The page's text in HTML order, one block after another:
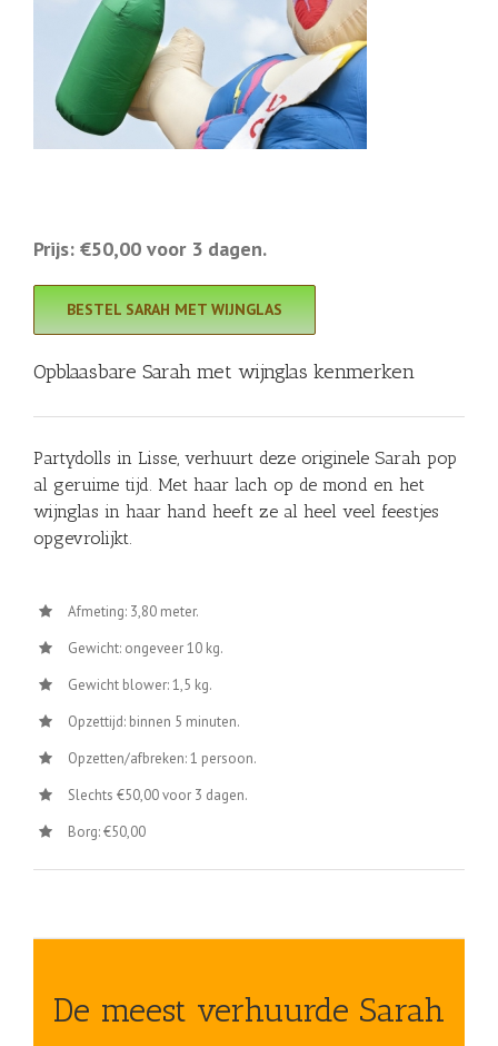
Prijs: €50,00 voor 3 dagen.
BESTEL SARAH MET WIJNGLAS
Opblaasbare Sarah met wijnglas kenmerken
Partydolls in Lisse, verhuurt deze originele Sarah pop
al geruime tijd. Met haar lach op de mond en het
wijnglas in haar hand heeft ze al heel veel feestjes
opgevrolijkt.
Afmeting: 3,80 meter.
Gewicht: ongeveer 10 kg.
Gewicht blower: 1,5 kg.
Opzettijd: binnen 5 minuten.
Opzetten/afbreken: 1 persoon.
Slechts €50,00 voor 3 dagen.
Borg: €50,00
De meest verhuurde Sarah